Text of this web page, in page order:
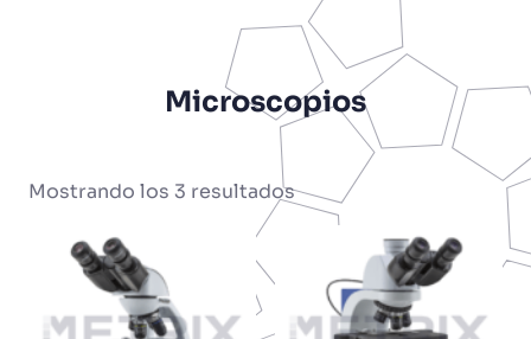
Microscopios
Mostrando los 3 resultados